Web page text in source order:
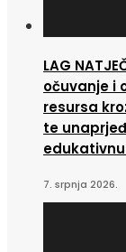
LAG
očuvanje i
resursa
te
7. srpnja 2026.